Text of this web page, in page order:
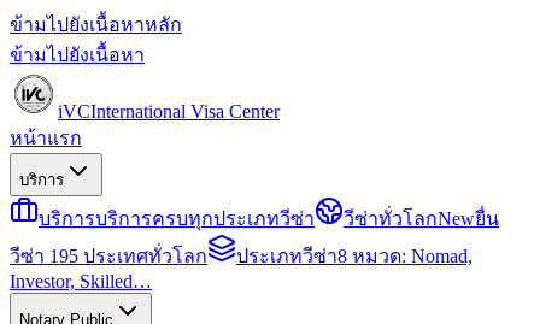
ข้ามไปยังเนื้อหาหลัก
ข้ามไปยังเนื้อหา
iVCInternational Visa Center
หน้าแรก
บริการ
บริการบริการครบทุกประเภทวีซ่า วีซ่าทั่วโลกNewยื่น
วีซ่า 195 ประเทศทั่วโลก
ประเภทวีซ่า8 หมวด: Nomad,
Investor, Skilled…
Notary Public